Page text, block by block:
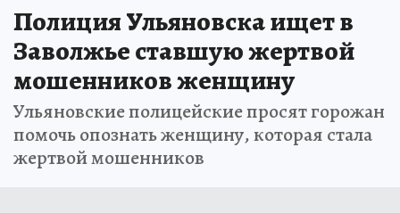
Полиция Ульяновска ищет в
Заволжье ставшую жертвой
мошенников женщину
Ульяновские полицейские просят горожан
помочь опознать женщину, которая стала
жертвой мошенников